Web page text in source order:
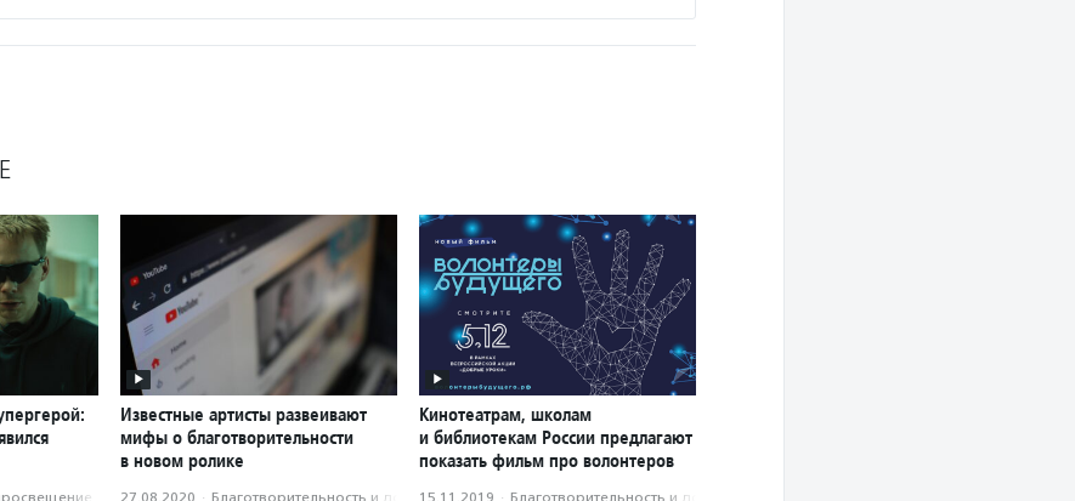
Известные артисты развеивают
мифы о благотворительности
в новом ролике
27.08.2020 · Благотвори­тель­ность и доброволь­чест­во
Кинотеатрам, школам
и библиотекам России предлагают
показать фильм про волонтеров
15.11.2019 · Благотвори­тель­ность и доброволь­чест­во